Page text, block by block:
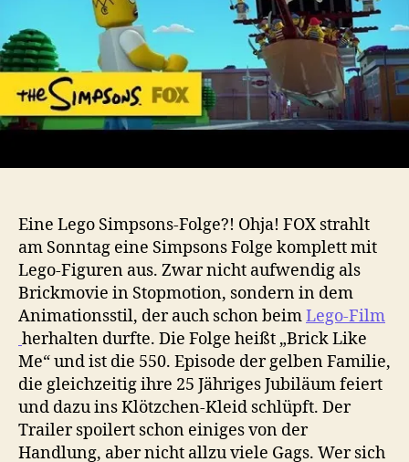
Eine Lego Simpsons-Folge?! Ohja! FOX strahlt
am Sonntag eine Simpsons Folge komplett mit
Lego-Figuren aus. Zwar nicht aufwendig als
Brickmovie in Stopmotion, sondern in dem
Animationsstil, der auch schon beimLego-Film
herhalten durfte. Die Folge heißt „Brick Like
Me“ und ist die 550. Episode der gelben Familie,
die gleichzeitig ihre 25 Jähriges Jubiläum feiert
und dazu ins Klötzchen-Kleid schlüpft. Der
Trailer spoilert schon einiges von der
Handlung, aber nicht allzu viele Gags. Wer sich